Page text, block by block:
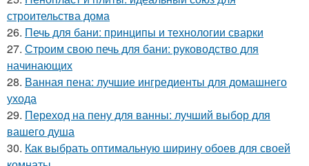
строительства дома
26. Печь для бани: принципы и технологии сварки
27. Строим свою печь для бани: руководство для
начинающих
28. Ванная пена: лучшие ингредиенты для домашнего
ухода
29. Переход на пену для ванны: лучший выбор для
вашего душа
30. Как выбрать оптимальную ширину обоев для своей